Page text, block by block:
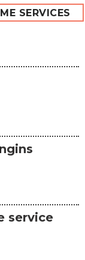
SERVICES
service